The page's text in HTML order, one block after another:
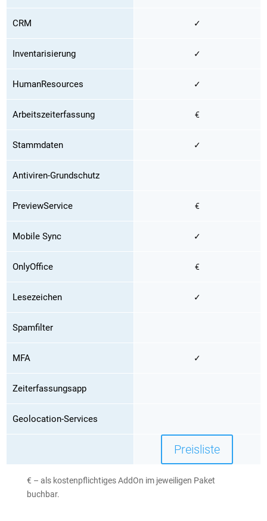
CRM
Inventarisierung
HumanResources
Arbeitszeiterfassung
Stammdaten
Antiviren-Grundschutz
PreviewService
Mobile Sync
OnlyOffice
Lesezeichen
Spamfilter
MFA
Zeiterfassungsapp
Geolocation-Services
✓
✓
✓
€
✓
€
✓
€
✓
✓
Preisliste
€ – als kostenpflichtiges AddOn im jeweiligen Paket
buchbar.